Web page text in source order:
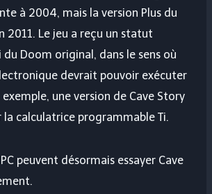
à 2004, mais la version Plus du
2011. Le jeu a reçu un statut
du Doom original, dans le sens où
devrait pouvoir exécuter
exemple, une version de Cave Story
la calculatrice programmable Ti.
peuvent désormais essayer Cave